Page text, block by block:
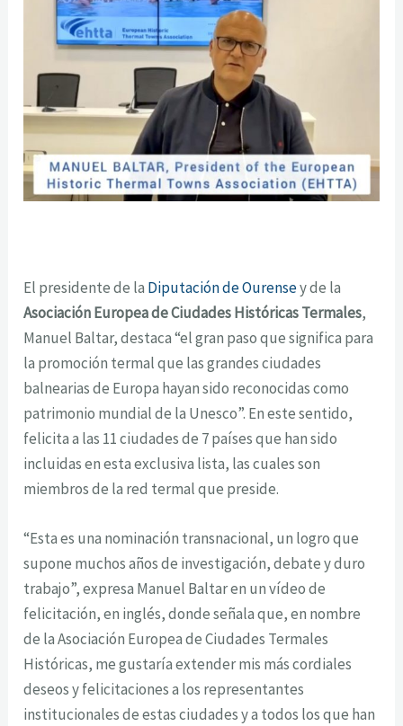
El presidente de la Diputación de Ourensey de la
Asociación Europea de Ciudades Históricas Termales,
Manuel Baltar, destaca “el gran paso que significa para
la promoción termal que las grandes ciudades
balnearias de Europa hayan sido reconocidas como
patrimonio mundial de la Unesco”. En este sentido,
felicita a las 11 ciudades de 7 países que han sido
incluidas en esta exclusiva lista, las cuales son
miembros de la red termal que preside.
“Esta es una nominación transnacional, un logro que
supone muchos años de investigación, debate y duro
trabajo”, expresa Manuel Baltar en un vídeo de
felicitación, en inglés, donde señala que, en nombre
de la Asociación Europea de Ciudades Termales
Históricas, me gustaría extender mis más cordiales
deseos y felicitaciones a los representantes
institucionales de estas ciudades y a todos los que han